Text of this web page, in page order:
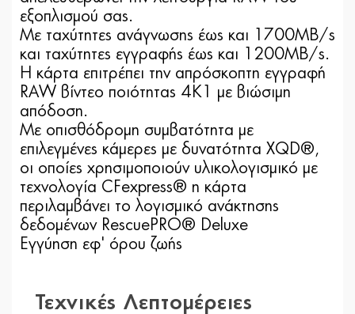
εξοπλισμού σας.
Με ταχύτητες ανάγνωσης έως και 1700MB/s
και ταχύτητες εγγραφής έως και 1200MB/s.
Η κάρτα επιτρέπει την απρόσκοπτη εγγραφή
RAW βίντεο ποιότητας 4K1 με βιώσιμη
απόδοση.
Με οπισθόδρομη συμβατότητα με
επιλεγμένες κάμερες με δυνατότητα XQD®,
οι οποίες χρησιμοποιούν υλικολογισμικό με
τεχνολογία CFexpress® η κάρτα
περιλαμβάνει το λογισμικό ανάκτησης
δεδομένων RescuePRO® Deluxe
Εγγύηση εφ' όρου ζωής
Τεχνικές Λεπτομέρειες